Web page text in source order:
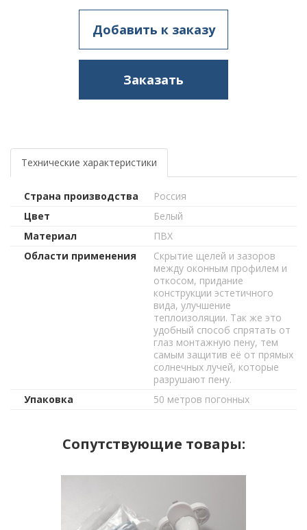
Добавить к заказу
Заказать
Технические характеристики
Страна производства
Россия
Цвет
Белый
Материал
ПВХ
Области применения
Скрытие щелей и зазоров
между оконным профилем и
откосом, придание
конструкции эстетичного
вида, улучшение
теплоизоляции. Так же это
удобный способ спрятать от
глаз монтажную пену, тем
самым защитив её от прямых
солнечных лучей, которые
разрушают пену.
Упаковка
50 метров погонных
Сопутствующие товары: